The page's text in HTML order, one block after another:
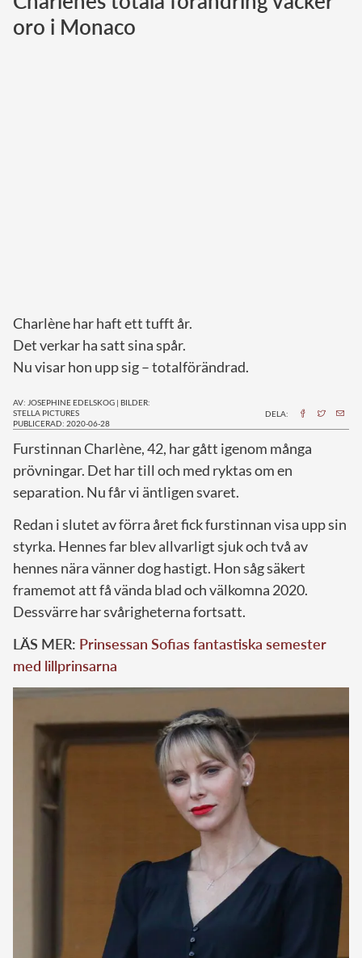
Norska kungahuset
oro i Monaco
Charlène har haft ett tufft år.
Det verkar ha satt sina spår.
Nu visar hon upp sig – totalförändrad.
AV: JOSEPHINE EDELSKOG | BILDER:
STELLA PICTURES
PUBLICERAD: 2020-06-28
DELA:
Furstinnan Charlène, 42, har gått igenom många
prövningar. Det har till och med ryktas om en
separation. Nu får vi äntligen svaret.
Redan i slutet av förra året fick furstinnan visa upp sin
styrka. Hennes far blev allvarligt sjuk och två av
hennes nära vänner dog hastigt. Hon såg säkert
framemot att få vända blad och välkomna 2020.
Dessvärre har svårigheterna fortsatt.
LÄS MER: Prinsessan Sofias fantastiska semester
med lillprinsarna